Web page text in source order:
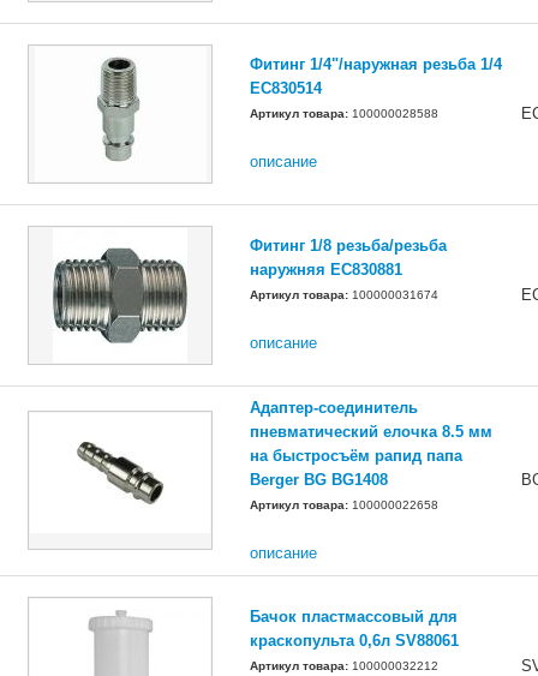
Фитинг 1/4"/наружная резьба 1/4
ЕС830514
Артикул товара: 100000028588
описание
Фитинг 1/8 резьба/резьба
наружняя ЕС830881
Артикул товара: 100000031674
описание
Адаптер-соединитель
пневматический елочка 8.5 мм
на быстросъём рапид папа
Berger BG BG1408
Артикул товара: 100000022658
описание
Бачок пластмассовый для
краскопульта 0,6л SV88061
Артикул товара: 100000032212